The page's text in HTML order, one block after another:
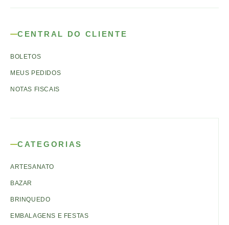
CENTRAL DO CLIENTE
BOLETOS
MEUS PEDIDOS
NOTAS FISCAIS
CATEGORIAS
ARTESANATO
BAZAR
BRINQUEDO
EMBALAGENS E FESTAS